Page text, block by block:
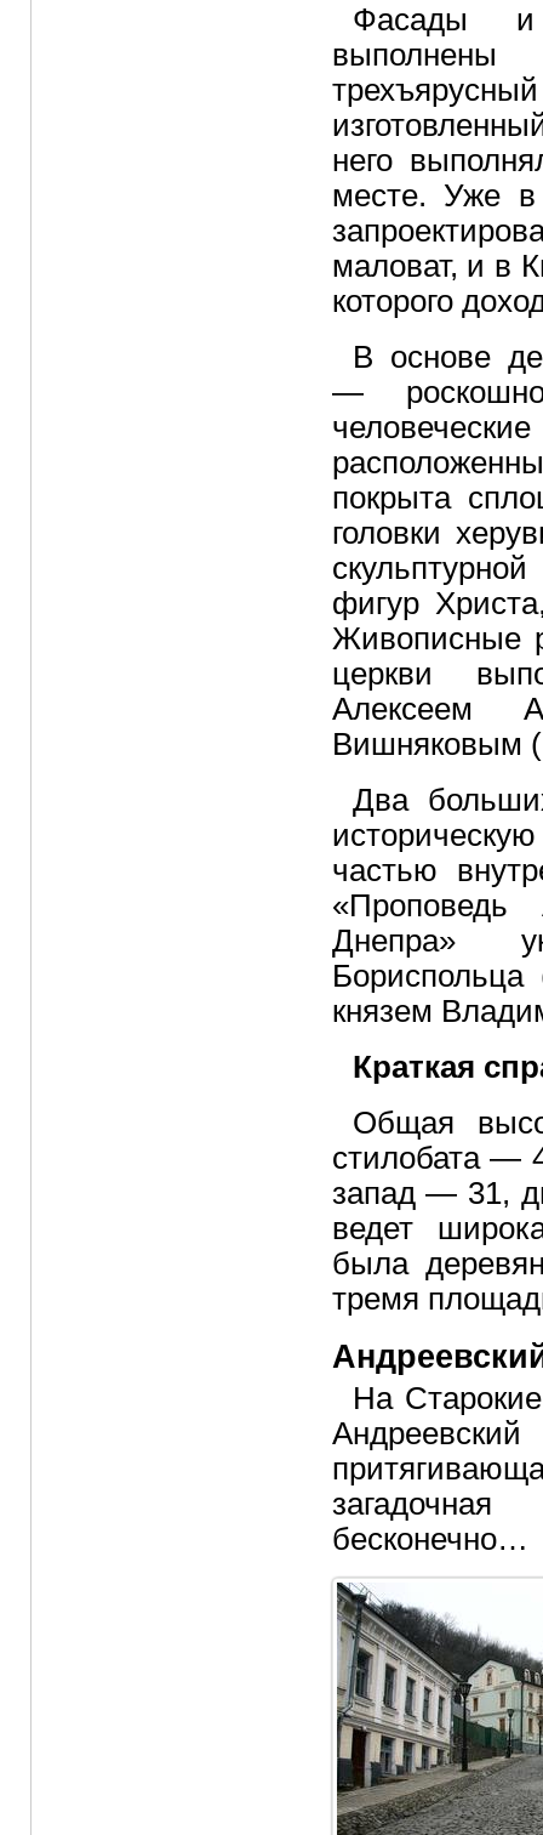
Фасады и
него
месте. Уже в
маловат, и в
которого
В основе
—
покрыта
головки
фигур
Живописные
церкви
Алексеем
Вишняковым
Два
частью
«Проповедь
Днепра»
князем
Краткая
Общая
стилобата —
запад — 31,
ведет
была
тремя
На
бесконечно…